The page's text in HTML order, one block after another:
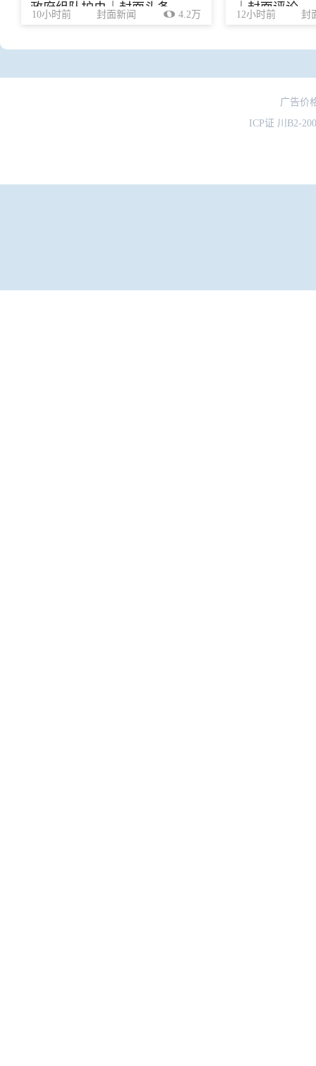
政府组队护虫｜封面头条
10小时前 封面新闻 4.2万
｜封面评论
12小时前 封
广告价
ICP证 川B2-